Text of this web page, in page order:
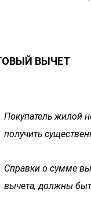
ВЫЧЕТ
Покупатель жилой
получить
Справки о сумме
вычета, должны